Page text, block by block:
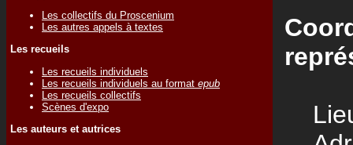
Les collectifs du Proscenium
Les autres appels à textes
Les recueils
Les recueils individuels
Les recueils individuels au format epub
Les recueils collectifs
Scènes d'expo
Les auteurs et autrices